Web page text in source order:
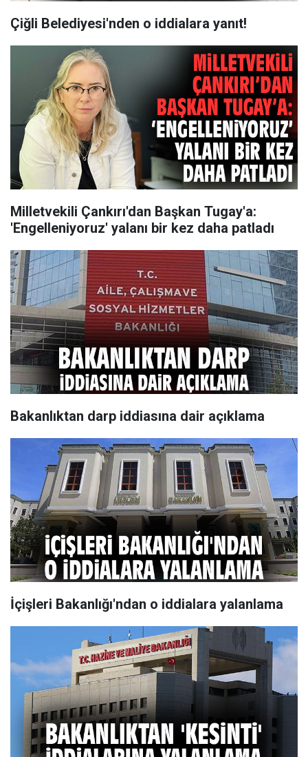
Çiğli Belediyesi'nden o iddialara yanıt!
Milletvekili Çankırı'dan Başkan Tugay'a:
'Engelleniyoruz' yalanı bir kez daha patladı
Bakanlıktan darp iddiasına dair açıklama
İçişleri Bakanlığı'ndan o iddialara yalanlama